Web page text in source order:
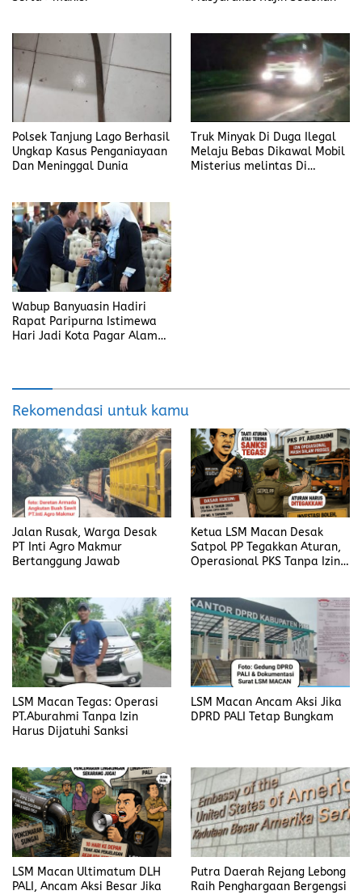
Polsek Tanjung Lago Berhasil
Ungkap Kasus Penganiayaan
Dan Meninggal Dunia
Truk Minyak Di Duga Ilegal
Melaju Bebas Dikawal Mobil
Misterius melintas Di
Wabup Banyuasin Hadiri
Rapat Paripurna Istimewa
Hari Jadi Kota Pagar Alam
Rekomendasi untuk kamu
Jalan Rusak, Warga Desak
PT Inti Agro Makmur
Bertanggung Jawab
Ketua LSM Macan Desak
Satpol PP Tegakkan Aturan,
Operasional PKS Tanpa Izin
LSM Macan Tegas: Operasi
PT.Aburahmi Tanpa Izin
Harus Dijatuhi Sanksi
LSM Macan Ancam Aksi Jika
DPRD PALI Tetap Bungkam
LSM Macan Ultimatum DLH
PALI, Ancam Aksi Besar Jika
Putra Daerah Rejang Lebong
Raih Penghargaan Bergengsi